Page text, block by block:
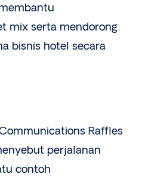
mix serta mendorong
bisnis hotel secara
Raffles
perjalanan
contoh